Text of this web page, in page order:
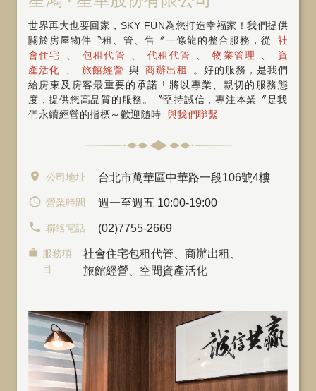
世界再大也要回家，SKY FUN為您打造幸福家！我們提供
關於房屋物件〝租、管、售〞一條龍的整合服務，從
社
會住宅
包租代管 代租代管 物業管理
資
產活化
旅館經營 與 商辦出租
。好的服務，是我們
給房東及房客最重要的承諾 ! 將以專業、親切的服務態
度，提供您高品質的服務。〝堅持誠信，專注本業〞是我
們永續經營的指標～歡迎隨時 與我們聯繫
公司地址 台北市萬華區中華路一段106號4樓
營業時間 週一至週五 10:00-19:00
聯絡電話 (02)7755-2669
服務項
目
社會住宅包租代管 、商辦出租
旅館經營、空間資產活化